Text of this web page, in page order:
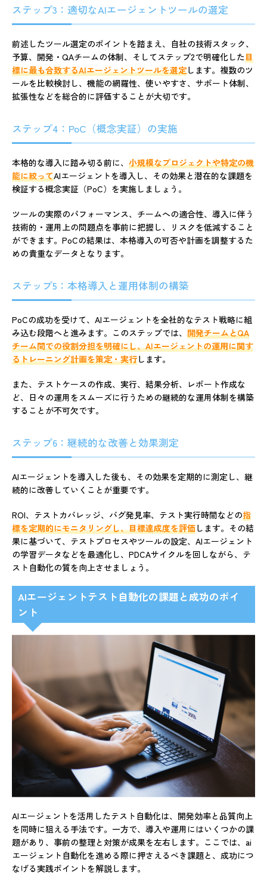
ステップ3：適切なAIエージェントツールの選定
前述したツール選定のポイントを踏まえ、自社の技術スタック、
予算、開発・QAチームの体制、そしてステップ2で明確化した目
標に最も合致するAIエージェントツールを選定します。複数のツ
ールを比較検討し、機能の網羅性、使いやすさ、サポート体制、
拡張性などを総合的に評価することが大切です。
ステップ4：PoC（概念実証）の実施
本格的な導入に踏み切る前に、 小規模なプロジェクトや特定の機
能に絞ってAIエージェントを導入し、その効果と潜在的な課題を
検証する概念実証（PoC）を実施しましょう。
ツールの実際のパフォーマンス、チームへの適合性、導入に伴う
技術的・運用上の問題点を事前に把握し、リスクを低減すること
ができます。PoCの結果は、本格導入の可否や計画を調整するた
めの貴重なデータとなります。
ステップ5：本格導入と運用体制の構築
PoCの成功を受けて、AIエージェントを全社的なテスト戦略に組
み込む段階へと進みます。このステップでは、 開発チームとQA
チーム間での役割分担を明確にし、AIエージェントの運用に関す
るトレーニング計画を策定・実行します。
また、テストケースの作成、実行、結果分析、レポート作成な
ど、日々の運用をスムーズに行うための継続的な運用体制を構築
することが不可欠です。
ステップ6：継続的な改善と効果測定
AIエージェントを導入した後も、その効果を定期的に測定し、継
続的に改善していくことが重要です。
ROI、テストカバレッジ、バグ発見率、テスト実行時間などの指
標を定期的にモニタリングし、目標達成度を評価します。その結
果に基づいて、テストプロセスやツールの設定、AIエージェント
の学習データなどを最適化し、PDCAサイクルを回しながら、テ
スト自動化の質を向上させましょう。
AIエージェントテスト自動化の課題と成功のポイ
ント
AIエージェントを活用したテスト自動化は、開発効率と品質向上
を同時に狙える手法です。一方で、導入や運用にはいくつかの課
題があり、事前の整理と対策が成果を左右します。ここでは、ai
エージェント自動化を進める際に押さえるべき課題と、成功につ
なげる実践ポイントを解説します。